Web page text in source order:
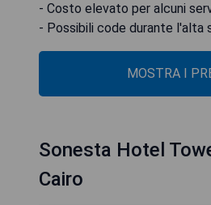
- Costo elevato per alcuni
- Possibili code durante l'alta
MOSTRA I
Sonesta Hotel
Cairo